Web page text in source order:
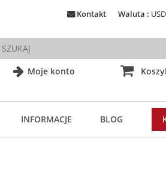
Moje konto
Waluta : USD
Kontakt
INFORMACJE BLOG